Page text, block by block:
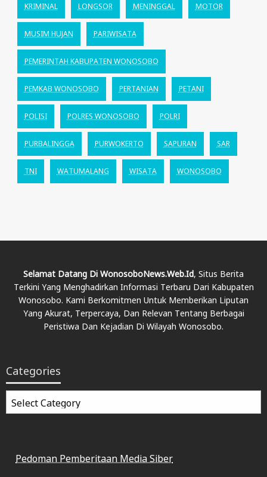
KRIMINAL LONGSOR MENINGGAL MOTOR
MUSIM HUJAN PARIWISATA
PEMERINTAH KABUPATEN WONOSOBO
PEMKAB WONOSOBO PERTANIAN PETANI
POLISI POLRES WONOSOBO POLRI
PURBALINGGA PURWOKERTO SAPURAN SAR
TNI WATUMALANG WISATA WONOSOBO
Selamat Datang Di WonosoboNews.web.id, Situs Berita
Terkini Yang Menghadirkan Informasi Terbaru Dari Kabupaten
Wonosobo. Kami Berkomitmen Untuk Memberikan Liputan
Yang Akurat, Terpercaya, Dan Relevan Tentang Berbagai
Peristiwa Dan Kejadian Di Wilayah Wonosobo.
Categories
Categories
Pedoman Pemberitaan Media Siber